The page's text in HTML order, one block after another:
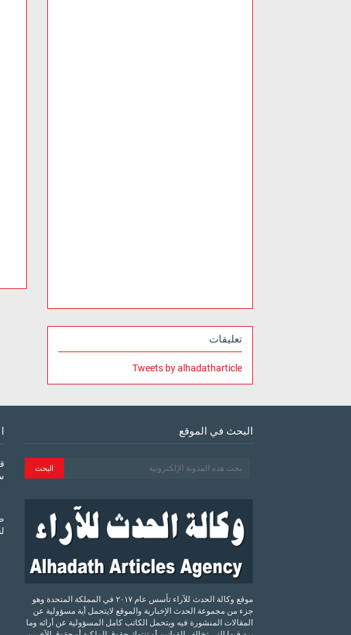
تعليقات
Tweets by alhadatharticle
البحث في الموقع
موقع وكالة الحدث للآراء تأسس عام ٢٠١٧ في المملكة المتحدة وهو
جزء من مجموعة الحدث الإخبارية والموقع لايتحمل أية مسؤولية عن
المقالات المنشورة فيه ويتحمل الكاتب كامل المسؤولية عن أرائه وما